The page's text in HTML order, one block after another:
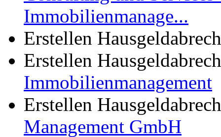
Immobilienmanage...
Erstellen
Erstellen
Immobilienmanagement
Erstellen
Management GmbH